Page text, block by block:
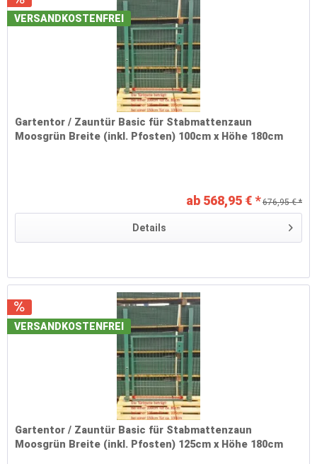
VERSANDKOSTENFREI
Gartentor / Zauntür Basic für Stabmattenzaun
Moosgrün Breite (inkl. Pfosten) 100cm x Höhe 180cm
ab 568,95 € * 676,95 € *
Details
VERSANDKOSTENFREI
Gartentor / Zauntür Basic für Stabmattenzaun
Moosgrün Breite (inkl. Pfosten) 125cm x Höhe 180cm